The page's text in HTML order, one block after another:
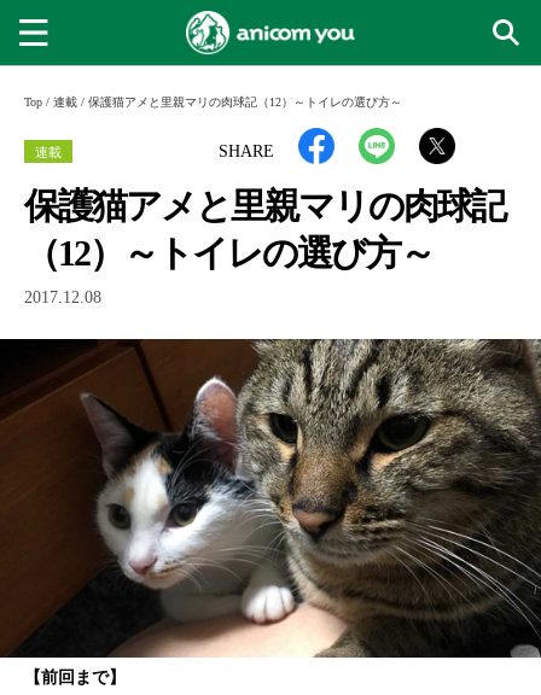
Top / 連載 / 保護猫アメと里親マリの肉球記（12）～トイレの選び方～
SHARE
連載
保護猫アメと里親マリの肉球記
（12）～トイレの選び方～
2017.12.08
【前回まで】